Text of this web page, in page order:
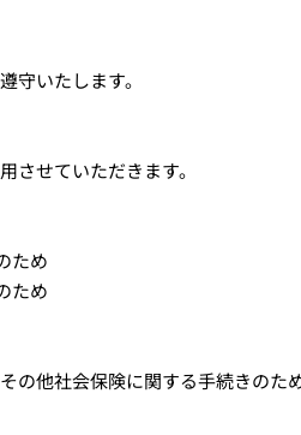
守いたします。
させていただきます。
ため
ため
の他社会保険に関する手続きのた